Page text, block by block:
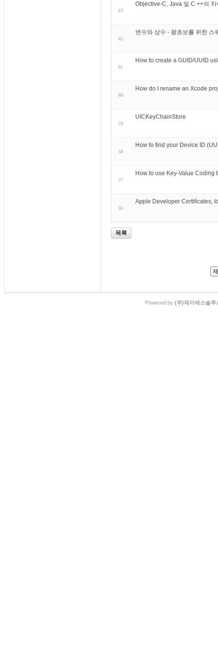
63
Objective-C, Java 및 C ++의
62
변수와 상수 - 왕초보를 위한
61
How to create a GUID/UUID
60
How do I rename an Xcode
59
UICKeyChainStore
58
How to find your Device ID
57
How to use Key-Value Coding
56
Apple Developer Certificates,
목록
Powered by (주)제이에스솔루